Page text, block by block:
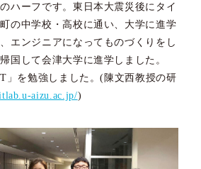
ハーフです。東日本大震災後にタイ
の中学校・高校に通い、大学に進学
エンジニアになってものづくりをし
国して会津大学に進学しました。
を勉強しました。(陳文西教授の研
aizu.ac.jp/)